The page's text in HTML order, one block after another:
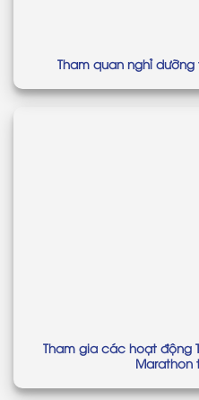
Tham quan nghỉ
Tham gia các hoạt động
Marathon